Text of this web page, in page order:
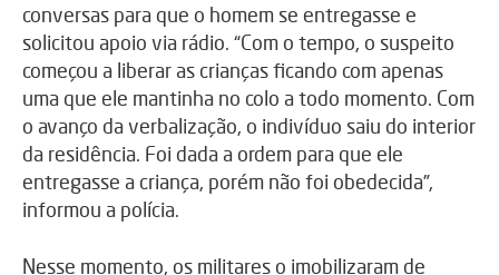
conversas para que o homem se entregasse e
solicitou apoio via rádio. “Com o tempo, o suspeito
começou a liberar as crianças ficando com apenas
uma que ele mantinha no colo a todo momento. Com
o avanço da verbalização, o indivíduo saiu do interior
da residência. Foi dada a ordem para que ele
entregasse a criança, porém não foi obedecida”,
informou a polícia.
Nesse momento, os militares o imobilizaram de